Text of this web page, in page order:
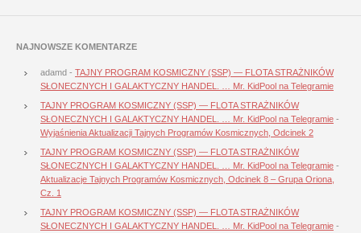
NAJNOWSZE KOMENTARZE
adamd - TAJNY PROGRAM KOSMICZNY (SSP) — FLOTA STRAŻNIKÓW
SŁONECZNYCH I GALAKTYCZNY HANDEL. … Mr. KidPool na Telegramie
TAJNY PROGRAM KOSMICZNY (SSP) — FLOTA STRAŻNIKÓW
SŁONECZNYCH I GALAKTYCZNY HANDEL. … Mr. KidPool na Telegramie -
Wyjaśnienia Aktualizacji Tajnych Programów Kosmicznych, Odcinek 2
TAJNY PROGRAM KOSMICZNY (SSP) — FLOTA STRAŻNIKÓW
SŁONECZNYCH I GALAKTYCZNY HANDEL. … Mr. KidPool na Telegramie -
Aktualizacje Tajnych Programów Kosmicznych, Odcinek 8 – Grupa Oriona,
Cz. 1
TAJNY PROGRAM KOSMICZNY (SSP) — FLOTA STRAŻNIKÓW
SŁONECZNYCH I GALAKTYCZNY HANDEL. … Mr. KidPool na Telegramie -